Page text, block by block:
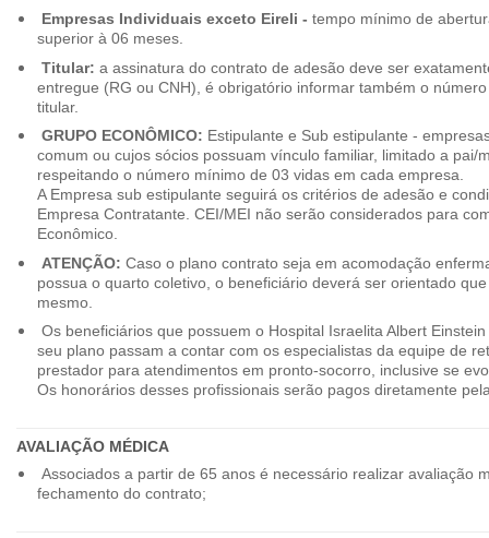
Empresas Individuais exceto Eireli - tempo mínimo de
superior à 06 meses.
Titular: a assinatura do contrato de adesão deve ser
entregue (RG ou CNH), é obrigatório informar também o
titular.
GRUPO ECONÔMICO: Estipulante e Sub estipulante -
comum ou cujos sócios possuam vínculo familiar, limitado a pai/
respeitando o número mínimo de 03 vidas em cada empresa.
A Empresa sub estipulante seguirá os critérios de adesão e
Empresa Contratante. CEI/MEI não serão considerados para
Econômico.
ATENÇÃO: Caso o plano contrato seja em acomodação
possua o quarto coletivo, o beneficiário deverá ser orientado
mesmo.
Os beneficiários que possuem o Hospital Israelita Albert
seu plano passam a contar com os especialistas da equipe de
prestador para atendimentos em pronto-socorro, inclusive se
Os honorários desses profissionais serão pagos diretamente
AVALIAÇÃO MÉDICA
Associados a partir de 65 anos é necessário realizar avaliação
fechamento do contrato;